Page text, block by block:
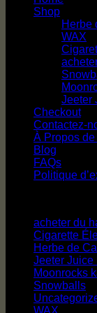
Shop
Herbe
WAX
Jeeter
Checkout
Contactez-
À Propos
Blog
FAQs
Politique
acheter du
Cigarette
Herbe de
Jeeter Juice
Moonrocks
Snowballs
WAX